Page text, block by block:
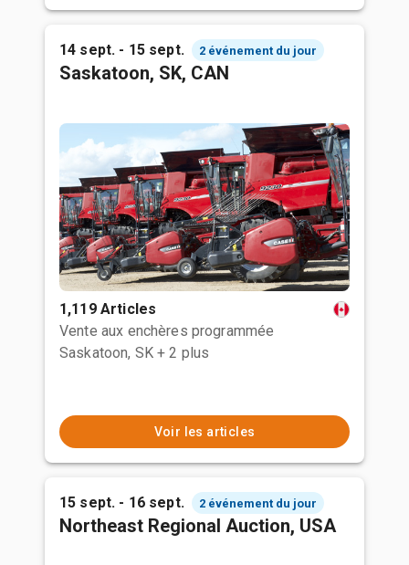
14 sept. - 15 sept. 2 événement du jour
Saskatoon, SK, CAN
1,119 Articles
Vente aux enchères programmée
Saskatoon, SK + 2 plus
Voir les articles
15 sept. - 16 sept. 2 événement du jour
Northeast Regional Auction, USA